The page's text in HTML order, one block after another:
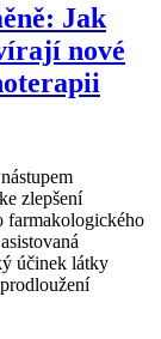
Jak
nové
zlepšení
farmakologického
účinek látky